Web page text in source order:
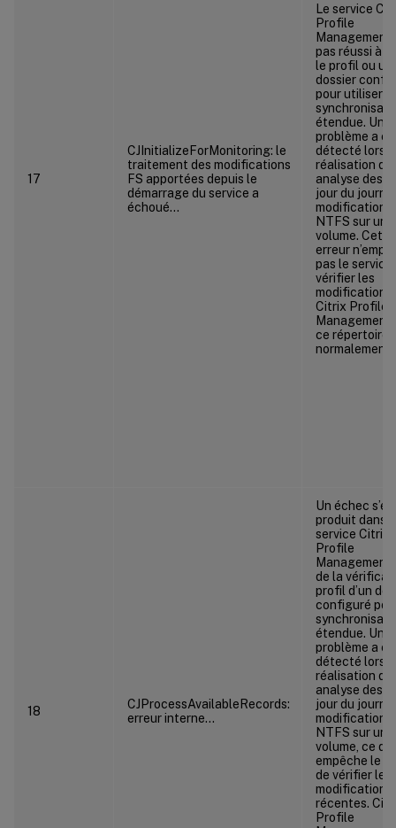
17
CJInitializeForMonitoring: le
traitement des modifications
FS apportées depuis le
démarrage du service a
échoué…
Le service
Profile
Management
pas réussi à
le profil ou un
dossier
pour utiliser la
étendue. Un
problème a
détecté lors
réalisation
analyse des
jour du
modifications
NTFS sur un
volume. Cette
erreur
pas le service
vérifier les
modifications.
Citrix Profile
ce répertoire
normalement.
18
CJProcessAvailableRecords:
erreur interne…
Un échec
produit dans
service Citrix
Profile
Management
de la
profil d’un
configuré
étendue. Un
problème a
détecté lors
réalisation
analyse des
jour du
modifications
NTFS sur un
volume, ce qui
empêche le
de vérifier les
modifications
récentes.
Profile